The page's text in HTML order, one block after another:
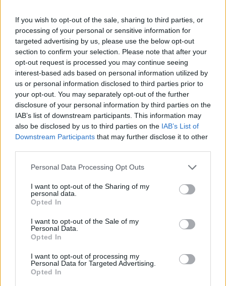
If you wish to opt-out of the sale, sharing to third parties, or
processing of your personal or sensitive information for
targeted advertising by us, please use the below opt-out
section to confirm your selection. Please note that after your
opt-out request is processed you may continue seeing
interest-based ads based on personal information utilized by
us or personal information disclosed to third parties prior to
your opt-out. You may separately opt-out of the further
disclosure of your personal information by third parties on the
IAB’s list of downstream participants. This information may
also be disclosed by us to third parties on the IAB’s List of
Downstream Participants that may further disclose it to other
Please note that this website/app uses one or more Google
not limited to your visit or usage behaviour. You may click to
grant or deny consent to Google and its third-party tags to
use your data for below specified purposes in below Google
consent section.
Personal Data Processing Opt Outs
I want to opt-out of the Sharing of my
personal data.
Opted In
I want to opt-out of the Sale of my
Personal Data.
Opted In
I want to opt-out of processing my
Personal Data for Targeted Advertising.
Opted In
Continua a leggere